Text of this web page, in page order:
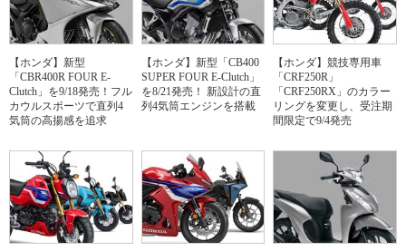
【ホンダ】新型
「CBR400R FOUR E-
Clutch」を9/18発売！フル
カウルスポーツで直列4
気筒の高揚感を追求
【ホンダ】新型「CB400
SUPER FOUR E-Clutch」
を8/21発売！ 新設計の直
列4気筒エンジンを搭載
【ホンダ】競技専用車
「CRF250R」
「CRF250RX」のカラー
リングを変更し、受注期
間限定で9/4発売